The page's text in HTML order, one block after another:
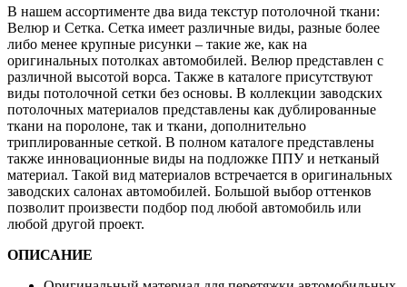
В нашем ассортименте два вида текстур потолочной ткани:
Велюр и Cетка. Сетка имеет различные виды, разные более
либо менее крупные рисунки – такие же, как на
оригинальных потолках автомобилей. Велюр представлен с
различной высотой ворса. Также в каталоге присутствуют
виды потолочной сетки без основы. В коллекции заводских
потолочных материалов представлены как дублированные
ткани на поролоне, так и ткани, дополнительно
триплированные сеткой. В полном каталоге представлены
также инновационные виды на подложке ППУ и нетканый
материал. Такой вид материалов встречается в оригинальных
заводских салонах автомобилей. Большой выбор оттенков
позволит произвести подбор под любой автомобиль или
любой другой проект.